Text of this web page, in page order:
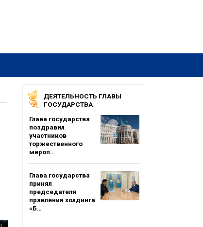
ДЕЯТЕЛЬНОСТЬ ГЛАВЫ
ГОСУДАРСТВА
Глава государства
поздравил
участников
торжественного
мероп…
Глава государства
принял
председателя
правления холдинга
«Б…